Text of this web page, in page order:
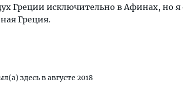
Греции исключительно в Афинах, но я
Греция.
здесь в августе 2018